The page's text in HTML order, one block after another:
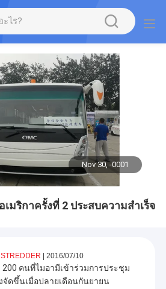
Nov 30, -0001
เมริกาครั้งที่ 2 ประสบความสำเร็จ
2016/07/10
คนที่ไมอามีเข้าร่วมการประชุม
งจัดขึ้นเมื่อปลายเดือนกันยายน